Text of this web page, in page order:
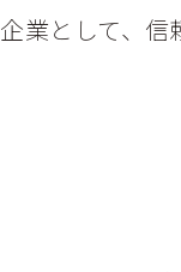
業として、信